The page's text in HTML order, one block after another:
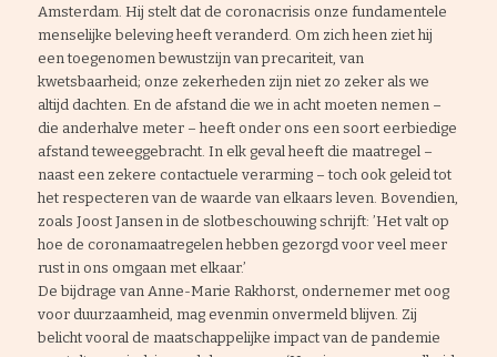
Amsterdam. Hij stelt dat de coronacrisis onze fundamentele
menselijke beleving heeft veranderd. Om zich heen ziet hij
een toegenomen bewustzijn van precariteit, van
kwetsbaarheid; onze zekerheden zijn niet zo zeker als we
altijd dachten. En de afstand die we in acht moeten nemen –
die anderhalve meter – heeft onder ons een soort eerbiedige
afstand teweeggebracht. In elk geval heeft die maatregel –
naast een zekere contactuele verarming – toch ook geleid tot
het respecteren van de waarde van elkaars leven. Bovendien,
zoals Joost Jansen in de slotbeschouwing schrijft: ’Het valt op
hoe de coronamaatregelen hebben gezorgd voor veel meer
rust in ons omgaan met elkaar.’
De bijdrage van Anne-Marie Rakhorst, ondernemer met oog
voor duurzaamheid, mag evenmin onvermeld blijven. Zij
belicht vooral de maatschappelijke impact van de pandemie